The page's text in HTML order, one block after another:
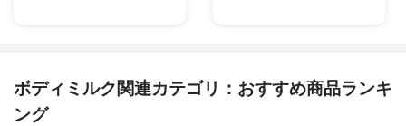
ボディミルク関連カテゴリ：おすすめ商品ランキ
ング